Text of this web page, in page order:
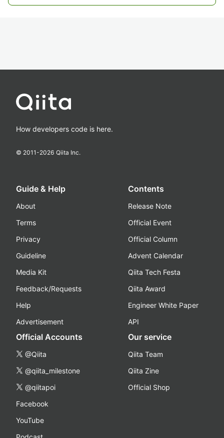
How developers code is here.
© 2011-2026 Qiita Inc.
Guide & Help
About
Terms
Privacy
Guideline
Media Kit
Feedback/Requests
Help
Advertisement
Contents
Release Note
Official Event
Official Column
Advent Calendar
Qiita Tech Festa
Qiita Award
Engineer White Paper
API
Official Accounts
@Qiita
@qiita_milestone
@qiitapoi
Facebook
YouTube
Our service
Qiita Team
Qiita Zine
Official Shop